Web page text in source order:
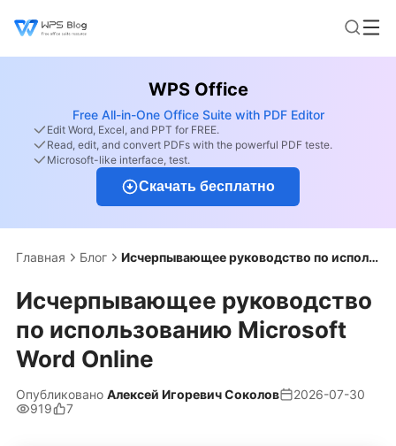
WPS Office
Free All-in-One Office Suite with PDF Editor
Edit Word, Excel, and PPT for FREE.
Read, edit, and convert PDFs with the powerful PDF teste.
Microsoft-like interface, test.
Скачать бесплатно
Главная Блог Исчерпывающее руководство по использованию Microsoft Word Online
Исчерпывающее руководство
по использованию Microsoft
Word Online
Опубликовано Алексей Игоревич Соколов
2026-07-30
919
7